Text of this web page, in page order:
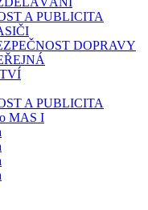
A PUBLICITA
DOPRAVY
A PUBLICITA
MAS I